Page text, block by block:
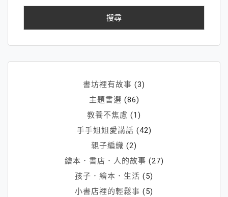
書坊裡有故事 (3)
主題書選 (86)
教養不焦慮 (1)
手手姐姐愛講話 (42)
親子編織 (2)
繪本．書店．人的故事 (27)
孩子．繪本．生活 (5)
小書店裡的輕鬆事 (5)